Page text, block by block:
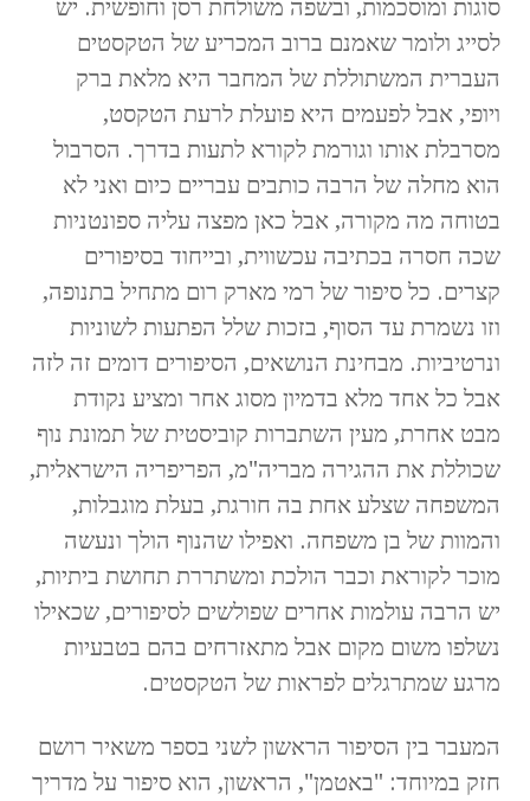
סוגות ומוסכמות, ובשפה משולחת רסן וחופשית. יש
לסייג ולומר שאמנם ברוב המכריע של הטקסטים
העברית המשתוללת של המחבר היא מלאת ברק
ויופי, אבל לפעמים היא פועלת לרעת הטקסט,
מסרבלת אותו וגורמת לקורא לתעות בדרך. הסרבול
הוא מחלה של הרבה כותבים עבריים כיום ואני לא
בטוחה מה מקורה, אבל כאן מפצה עליה ספונטניות
שכה חסרה בכתיבה עכשווית, ובייחוד בסיפורים
קצרים. כל סיפור של רמי מארק רום מתחיל בתנופה,
וזו נשמרת עד הסוף, בזכות שלל הפתעות לשוניות
ונרטיביות. מבחינת הנושאים, הסיפורים דומים זה לזה
אבל כל אחד מלא בדמיון מסוג אחר ומציע נקודת
מבט אחרת, מעין השתברות קוביסטית של תמונת נוף
שכוללת את ההגירה מבריה"מ, הפריפריה הישראלית,
המשפחה שצלע אחת בה חורגת, בעלת מוגבלות,
והמוות של בן משפחה. ואפילו שהנוף הולך ונעשה
מוכר לקוראת וכבר הולכת ומשתררת תחושת ביתיות,
יש הרבה עולמות אחרים שפולשים לסיפורים, שכאילו
נשלפו משום מקום אבל מתאזרחים בהם בטבעיות
מרגע שמתרגלים לפראות של הטקסטים.
המעבר בין הסיפור הראשון לשני בספר משאיר רושם
חזק במיוחד: "באטמן", הראשון, הוא סיפור על מדריך